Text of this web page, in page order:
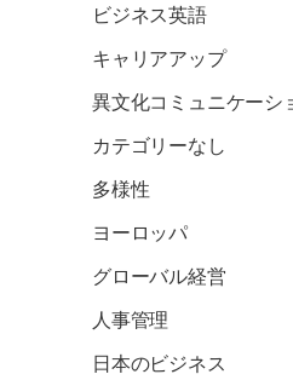
ビジネス英語
キャリアアップ
異文化コミュニケーシ
カテゴリーなし
多様性
ヨーロッパ
グローバル経営
人事管理
日本のビジネス